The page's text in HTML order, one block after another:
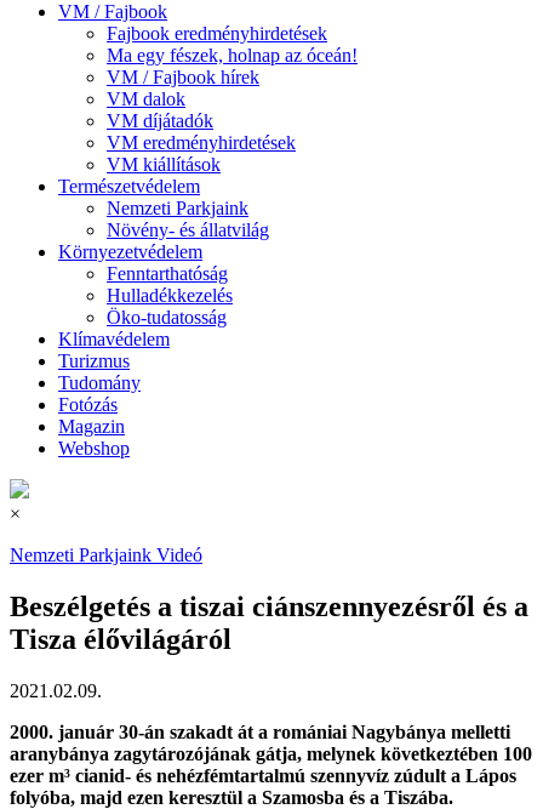
VM / Fajbook
Fajbook eredményhirdetések
Ma egy fészek, holnap az óceán!
VM / Fajbook hírek
VM dalok
VM díjátadók
VM eredményhirdetések
VM kiállítások
Természetvédelem
Nemzeti Parkjaink
Növény- és állatvilág
Környezetvédelem
Fenntarthatóság
Hulladékkezelés
Öko-tudatosság
Klímavédelem
Turizmus
Tudomány
Fotózás
Magazin
Webshop
×
Nemzeti Parkjaink Videó
Beszélgetés a tiszai ciánszennyezésről és a
Tisza élővilágáról
2021.02.09.
2000. január 30-án szakadt át a romániai Nagybánya melletti
aranybánya zagytározójának gátja, melynek következtében 100
ezer m³ cianid- és nehézfémtartalmú szennyvíz zúdult a Lápos
folyóba, majd ezen keresztül a Szamosba és a Tiszába.